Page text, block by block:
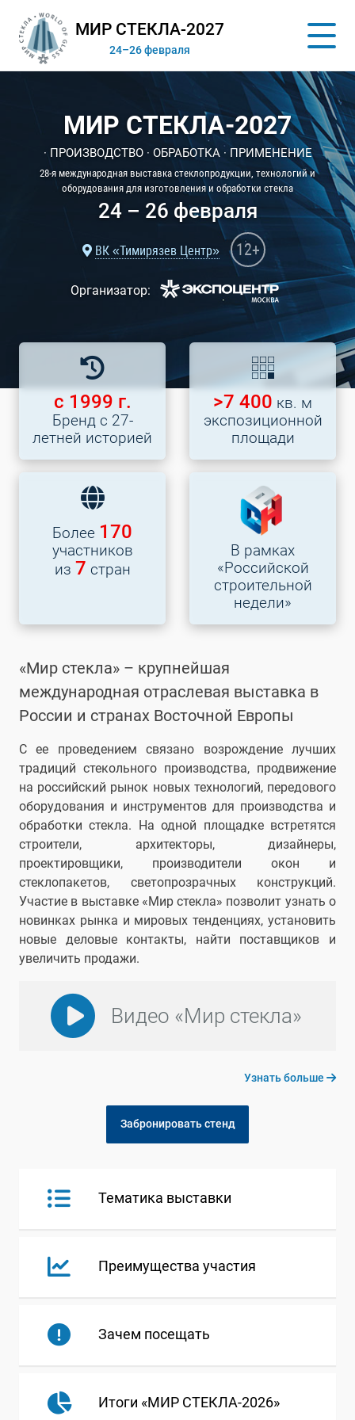
МИР СТЕКЛА-2027
24–26 февраля
МИР СТЕКЛА-2027
· ПРОИЗВОДСТВО · ОБРАБОТКА · ПРИМЕНЕНИЕ
28-я международная выставка стеклопродукции, технологий и
оборудования для изготовления и обработки стекла
24 – 26 февраля
ВК «Тимирязев Центр» 12+
Организатор:
с 1999 г.
Бренд с 27-
летней историей
>7 400 кв. м
экспозиционной
площади
Более 170
участников
из 7 стран
В рамках
«Российской
строительной
недели»
«Мир стекла» – крупнейшая
международная отраслевая выставка в
России и странах Восточной Европы
С ее проведением связано возрождение лучших
традиций стекольного производства, продвижение
на российский рынок новых технологий, передового
оборудования и инструментов для производства и
обработки стекла. На одной площадке встретятся
строители, архитекторы, дизайнеры,
проектировщики, производители окон и
стеклопакетов, светопрозрачных конструкций.
Участие в выставке «Мир стекла» позволит узнать о
новинках рынка и мировых тенденциях, установить
новые деловые контакты, найти поставщиков и
увеличить продажи.
Видео «Мир стекла»
Узнать больше
Забронировать стенд
Тематика выставки
Преимущества участия
Зачем посещать
Итоги «МИР СТЕКЛА-2026»